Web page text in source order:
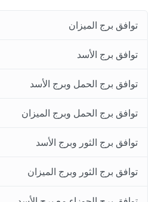
توافق برج الميزان
توافق برج الأسد
توافق برج الحمل وبرج الأسد
توافق برج الحمل وبرج الميزان
توافق برج الثور وبرج الأسد
توافق برج الثور وبرج الميزان